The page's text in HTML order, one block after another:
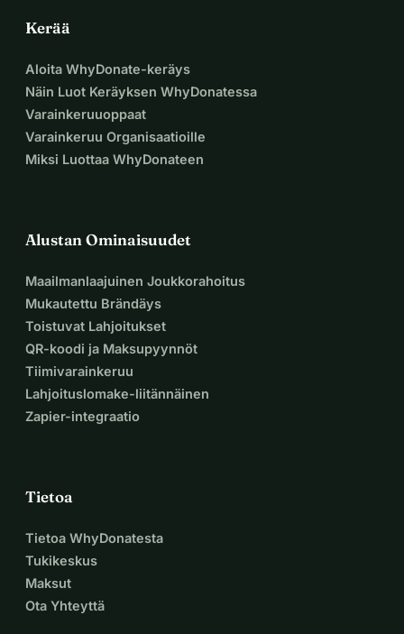
Kerää
Aloita WhyDonate-keräys
Näin Luot Keräyksen WhyDonatessa
Varainkeruuoppaat
Varainkeruu Organisaatioille
Miksi Luottaa WhyDonateen
Alustan Ominaisuudet
Maailmanlaajuinen Joukkorahoitus
Mukautettu Brändäys
Toistuvat Lahjoitukset
QR-koodi ja Maksupyynnöt
Tiimivarainkeruu
Lahjoituslomake-liitännäinen
Zapier-integraatio
Tietoa
Tietoa WhyDonatesta
Tukikeskus
Maksut
Ota Yhteyttä